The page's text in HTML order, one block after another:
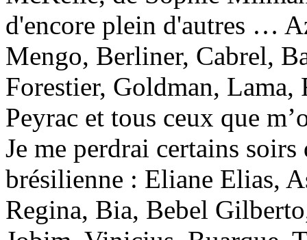
d'encore plein d'autres …
Mengo, Berliner, Cabrel,
Forestier, Goldman, Lama,
Peyrac et tous ceux que
Je me perdrai certains
brésilienne : Eliane Elias,
Regina, Bia, Bebel